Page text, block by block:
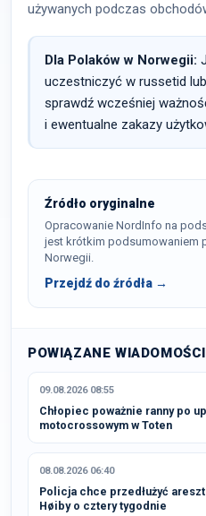
używanych podczas
Dla Polaków w Norwegii:
uczestniczyć w russetid
sprawdź wcześniej
i ewentualne zakazy
Źródło oryginalne
Opracowanie NordInfo na
jest krótkim podsumowaniem
Norwegii.
Przejdź do źródła →
POWIĄZANE WIADOMOŚCI
09.08.2026 08:55
Chłopiec poważnie ranny po
motocrossowym w Toten
08.08.2026 06:40
Policja chce przedłużyć
Høiby o cztery tygodnie